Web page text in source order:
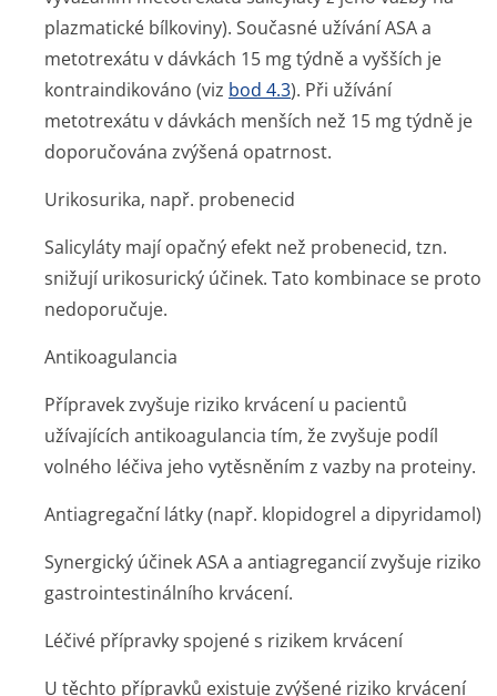
plazmatické bílkoviny). Současné užívání ASA a
metotrexátu v dávkách 15 mg týdně a vyšších je
kontraindikováno (viz bod 4.3). Při užívání
metotrexátu v dávkách menších než 15 mg týdně je
doporučována zvýšená opatrnost.
Urikosurika, např. probenecid
Salicyláty mají opačný efekt než probenecid, tzn.
snižují urikosurický účinek. Tato kombinace se proto
nedoporučuje.
Antikoagulancia
Přípravek zvyšuje riziko krvácení u pacientů
užívajících antikoagulancia tím, že zvyšuje podíl
volného léčiva jeho vytěsněním z vazby na proteiny.
Antiagregační látky (např. klopidogrel a dipyridamol)
Synergický účinek ASA a antiagregancií zvyšuje riziko
gastrointesti­nálního krvácení.
Léčivé přípravky spojené s rizikem krvácení
U těchto přípravků existuje zvýšené riziko krvácení